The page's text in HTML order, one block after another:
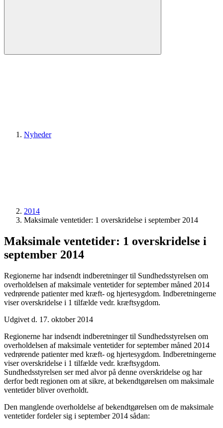
Nyheder
2014
Maksimale ventetider: 1 overskridelse i september 2014
Maksimale ventetider: 1 overskridelse i
september 2014
Regionerne har indsendt indberetninger til Sundhedsstyrelsen om
overholdelsen af maksimale ventetider for september måned 2014
vedrørende patienter med kræft- og hjertesygdom. Indberetningerne
viser overskridelse i 1 tilfælde vedr. kræftsygdom.
Udgivet d. 17. oktober 2014
Regionerne har indsendt indberetninger til Sundhedsstyrelsen om
overholdelsen af maksimale ventetider for september måned 2014
vedrørende patienter med kræft- og hjertesygdom. Indberetningerne
viser overskridelse i 1 tilfælde vedr. kræftsygdom.
Sundhedsstyrelsen ser med alvor på denne overskridelse og har
derfor bedt regionen om at sikre, at bekendtgørelsen om maksimale
ventetider bliver overholdt.
Den manglende overholdelse af bekendtgørelsen om de maksimale
ventetider fordeler sig i september 2014 sådan: